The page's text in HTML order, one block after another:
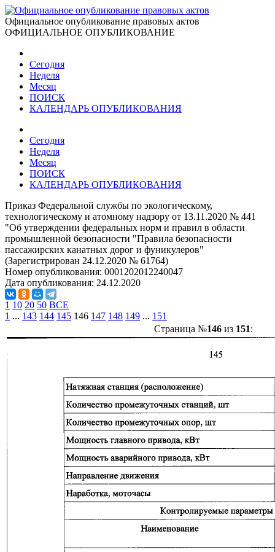
Официальное опубликование правовых актов
ОФИЦИАЛЬНОЕ ОПУБЛИКОВАНИЕ
Сегодня
Неделя
Месяц
ПОИСК
КАЛЕНДАРЬ ОПУБЛИКОВАНИЯ
Сегодня
Неделя
Месяц
ПОИСК
КАЛЕНДАРЬ ОПУБЛИКОВАНИЯ
Приказ Федеральной службы по экологическому,
технологическому и атомному надзору от 13.11.2020 № 441
"Об утверждении федеральных норм и правил в области
промышленной безопасности "Правила безопасности
пассажирских канатных дорог и фуникулеров"
(Зарегистрирован 24.12.2020 № 61764)
Номер опубликования: 0001202012240047
Дата опубликования: 24.12.2020
1 10 20 50 ВСЕ
1 ... 143 144 145 146 147 148 149 ... 151
Страница №146из 151: